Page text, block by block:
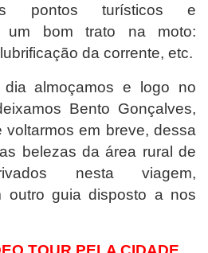
pontos turísticos e
um bom trato na moto:
da corrente, etc.
almoçamos e logo no
Bento Gonçalves,
em breve, dessa
belezas da área rural de
nesta viagem,
outro guia disposto a nos